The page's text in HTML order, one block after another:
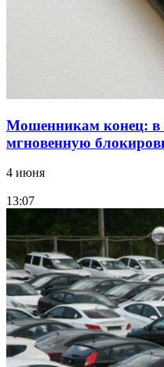
Мошенникам конец: в
мгновенную
4 июня
13:07